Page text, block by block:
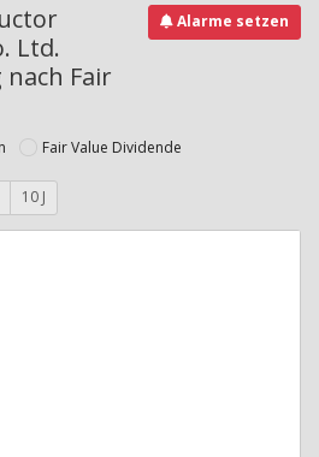
Ltd.
nach Fair
Alarme setzen
Fair Value Dividende
10 J